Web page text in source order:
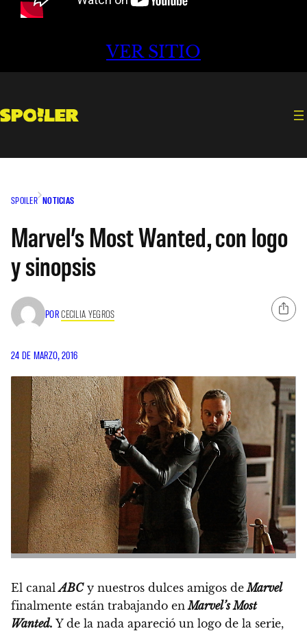
VER SITIO
SPOILER NOTICIAS
Marvel’s Most Wanted, con logo
y sinopsis
PORCECILIA YEGROS
24 DE MARZO, 2016
El canalABCy nuestros dulces amigos deMarvel
finalmente están trabajando en Marvel’s Most
Wanted. Y de la nada apareció un logo de la serie,